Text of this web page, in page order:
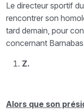
Le directeur sportif
rencontrer son
tard demain, pour
concernant
Z.
Alors que son